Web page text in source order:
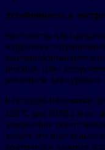
Устойчивость к
Рост числа AIoT-
наружных
Innodisk Ultra
решением для суровых
Благодаря широкому
125℃ для DDR4 и от -
Temperature
делает его идеальным
критически важных